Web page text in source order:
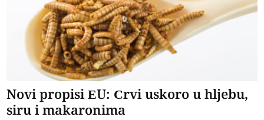
Novi propisi EU: Crvi uskoro u hljebu,
siru i makaronima